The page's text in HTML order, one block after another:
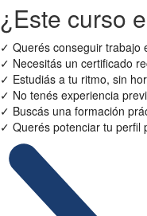
¿Este curso
✓ Querés conseguir trabajo
✓ Necesitás un certificado
✓ Estudiás a tu ritmo, sin
✓ No tenés experiencia
✓ Buscás una formación
✓ Querés potenciar tu perfil